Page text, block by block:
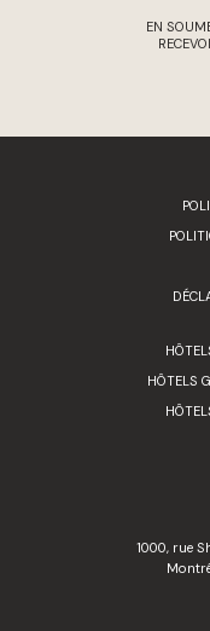
EN
HÔTELS
1000, rue